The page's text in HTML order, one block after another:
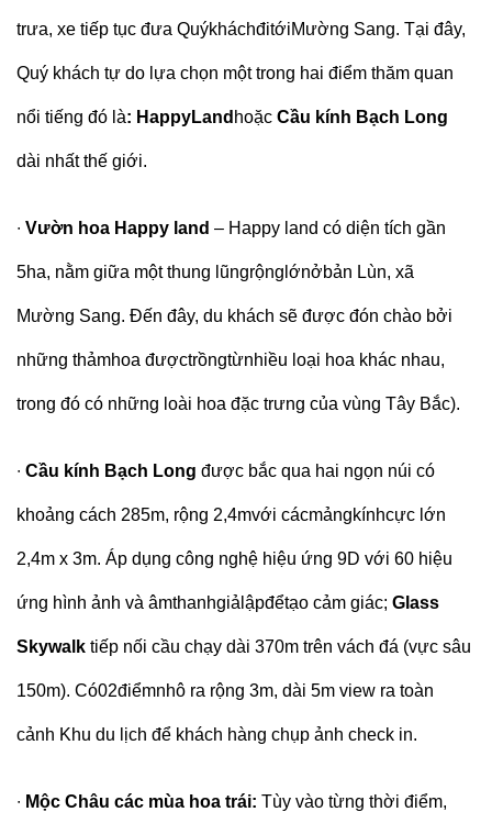
trưa, xe tiếp tục đưa QuýkháchđitớiMường Sang. Tại đây,
Quý khách tự do lựa chọn một trong hai điểm thăm quan
nổi tiếng đó là: HappyLand hoặc Cầu kính Bạch Long
dài nhất thế giới.
∙ Vườn hoa Happy land – Happy land có diện tích gần
5ha, nằm giữa một thung lũngrộnglớnởbản Lùn, xã
Mường Sang. Đến đây, du khách sẽ được đón chào bởi
những thảmhoa đượctrồngtừnhiều loại hoa khác nhau,
trong đó có những loài hoa đặc trưng của vùng Tây Bắc).
∙ Cầu kính Bạch Long được bắc qua hai ngọn núi có
khoảng cách 285m, rộng 2,4mvới cácmảngkínhcực lớn
2,4m x 3m. Áp dụng công nghệ hiệu ứng 9D với 60 hiệu
ứng hình ảnh và âmthanhgiảlậpđểtạo cảm giác; Glass
Skywalk tiếp nối cầu chạy dài 370m trên vách đá (vực sâu
150m). Có02điểmnhô ra rộng 3m, dài 5m view ra toàn
cảnh Khu du lịch để khách hàng chụp ảnh check in.
∙ Mộc Châu các mùa hoa trái: Tùy vào từng thời điểm,